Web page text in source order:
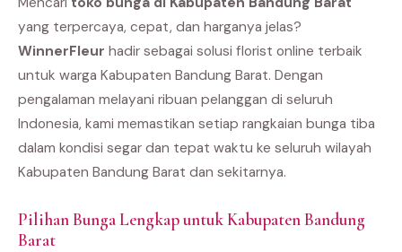
yang terpercaya, cepat, dan harganya jelas?
WinnerFleur hadir sebagai solusi florist online terbaik
untuk warga Kabupaten Bandung Barat. Dengan
pengalaman melayani ribuan pelanggan di seluruh
Indonesia, kami memastikan setiap rangkaian bunga tiba
dalam kondisi segar dan tepat waktu ke seluruh wilayah
Kabupaten Bandung Barat dan sekitarnya.
Pilihan Bunga Lengkap untuk Kabupaten Bandung
Barat